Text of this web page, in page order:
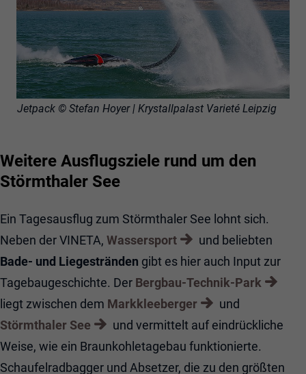
Jetpack © Stefan Hoyer | Krystallpalast Varieté Leipzig
Weitere Ausflugsziele rund um den
Störmthaler See
Ein Tagesausflug zum Störmthaler See lohnt sich.
Neben der VINETA, Wassersport
und beliebten
Bade- und Liegestränden gibt es hier auch Input zur
Tagebaugeschichte. Der Bergbau-Technik-Park
liegt zwischen dem Markkleeberger
und
Störmthaler See
und vermittelt auf eindrückliche
Weise, wie ein Braunkohletagebau funktionierte.
Schaufelradbagger und Absetzer, die zu den größten